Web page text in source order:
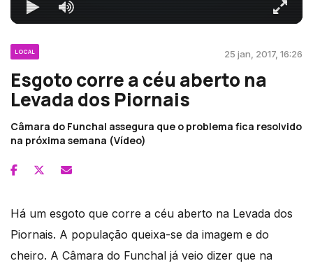
LOCAL 25 jan, 2017, 16:26
Esgoto corre a céu aberto na
Levada dos Piornais
Câmara do Funchal assegura que o problema fica resolvido
na próxima semana (Vídeo)
Há um esgoto que corre a céu aberto na Levada dos
Piornais. A população queixa-se da imagem e do
cheiro. A Câmara do Funchal já veio dizer que na